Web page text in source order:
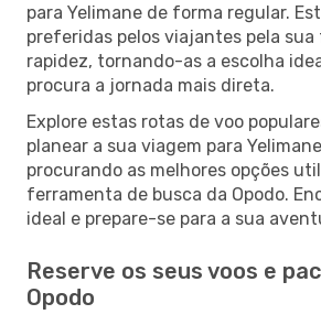
para Yelimane de forma regular.
preferidas pelos viajantes pela
rapidez, tornando-as a escolha
procura a jornada mais direta.
Explore estas rotas de voo
planear a sua viagem para
procurando as melhores opções
ferramenta de busca da Opodo.
ideal e prepare-se para a sua
Reserve os seus voos e
Opodo